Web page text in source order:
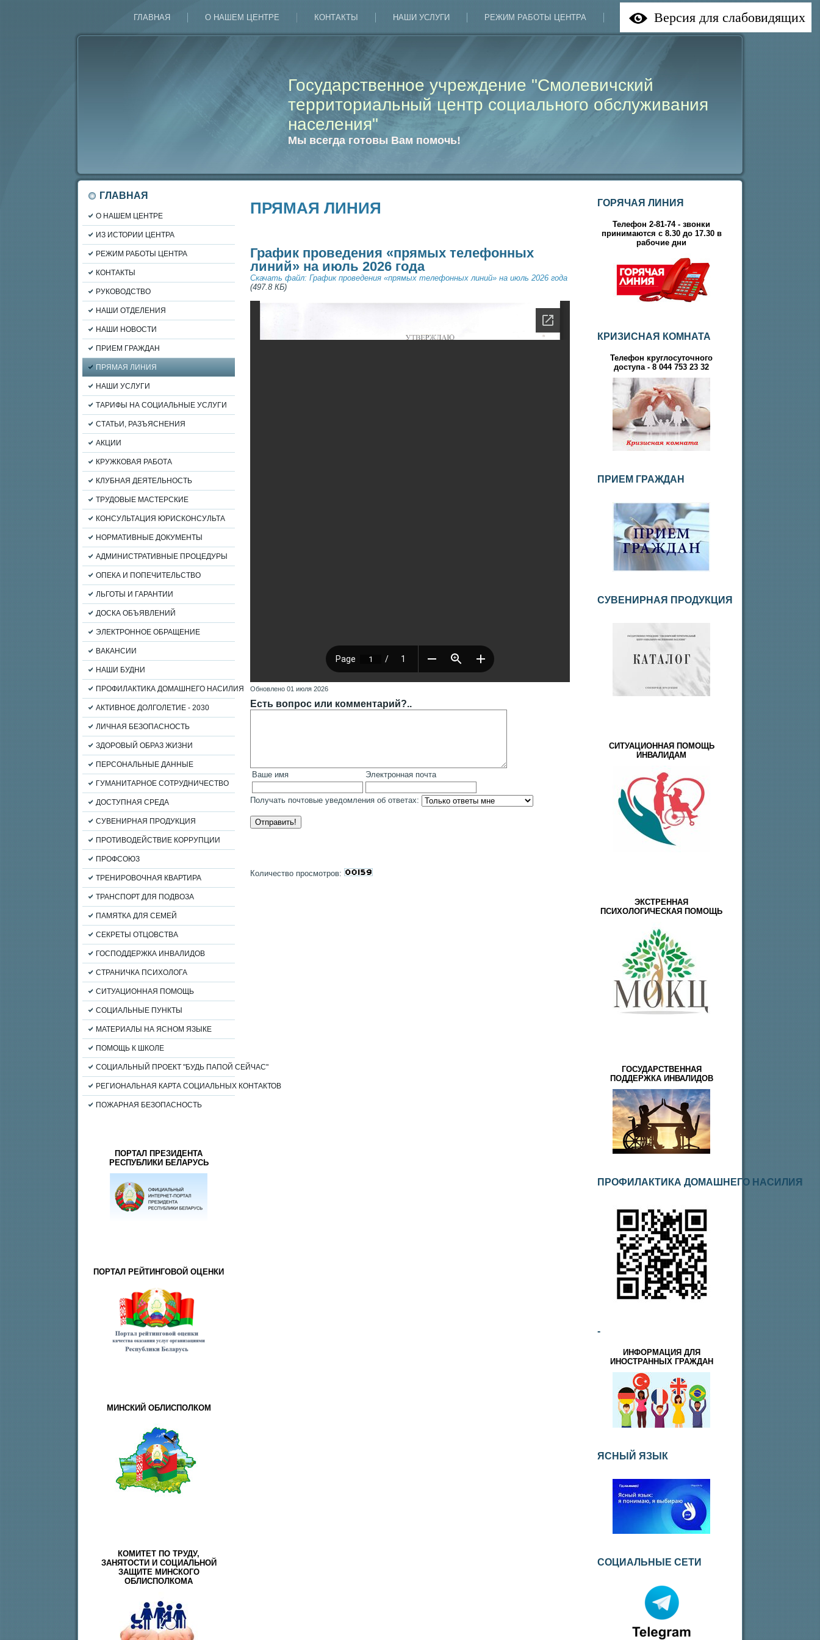
Версия для слабовидящих
ГЛАВНАЯ О НАШЕМ ЦЕНТРЕ КОНТАКТЫ НАШИ УСЛУГИ РЕЖИМ РАБОТЫ ЦЕНТРА НАШИ НОВОСТИ
Государственное учреждение "Смолевичский
территориальный центр социального обслуживания
населения"
Мы всегда готовы Вам помочь!
ГЛАВНАЯ
О НАШЕМ ЦЕНТРЕ
ИЗ ИСТОРИИ ЦЕНТРА
РЕЖИМ РАБОТЫ ЦЕНТРА
КОНТАКТЫ
РУКОВОДСТВО
НАШИ ОТДЕЛЕНИЯ
НАШИ НОВОСТИ
ПРИЕМ ГРАЖДАН
ПРЯМАЯ ЛИНИЯ
НАШИ УСЛУГИ
ТАРИФЫ НА СОЦИАЛЬНЫЕ УСЛУГИ
СТАТЬИ, РАЗЪЯСНЕНИЯ
АКЦИИ
КРУЖКОВАЯ РАБОТА
КЛУБНАЯ ДЕЯТЕЛЬНОСТЬ
ТРУДОВЫЕ МАСТЕРСКИЕ
КОНСУЛЬТАЦИЯ ЮРИСКОНСУЛЬТА
НОРМАТИВНЫЕ ДОКУМЕНТЫ
АДМИНИСТРАТИВНЫЕ ПРОЦЕДУРЫ
ОПЕКА И ПОПЕЧИТЕЛЬСТВО
ЛЬГОТЫ И ГАРАНТИИ
ДОСКА ОБЪЯВЛЕНИЙ
ЭЛЕКТРОННОЕ ОБРАЩЕНИЕ
ВАКАНСИИ
НАШИ БУДНИ
ПРОФИЛАКТИКА ДОМАШНЕГО НАСИЛИЯ
АКТИВНОЕ ДОЛГОЛЕТИЕ - 2030
ЛИЧНАЯ БЕЗОПАСНОСТЬ
ЗДОРОВЫЙ ОБРАЗ ЖИЗНИ
ПЕРСОНАЛЬНЫЕ ДАННЫЕ
ГУМАНИТАРНОЕ СОТРУДНИЧЕСТВО
ДОСТУПНАЯ СРЕДА
СУВЕНИРНАЯ ПРОДУКЦИЯ
ПРОТИВОДЕЙСТВИЕ КОРРУПЦИИ
ПРОФСОЮЗ
ТРЕНИРОВОЧНАЯ КВАРТИРА
ТРАНСПОРТ ДЛЯ ПОДВОЗА
ПАМЯТКА ДЛЯ СЕМЕЙ
СЕКРЕТЫ ОТЦОВСТВА
ГОСПОДДЕРЖКА ИНВАЛИДОВ
СТРАНИЧКА ПСИХОЛОГА
СИТУАЦИОННАЯ ПОМОЩЬ
СОЦИАЛЬНЫЕ ПУНКТЫ
МАТЕРИАЛЫ НА ЯСНОМ ЯЗЫКЕ
ПОМОЩЬ К ШКОЛЕ
СОЦИАЛЬНЫЙ ПРОЕКТ "БУДЬ ПАПОЙ СЕЙЧАС"
РЕГИОНАЛЬНАЯ КАРТА СОЦИАЛЬНЫХ КОНТАКТОВ
ПОЖАРНАЯ БЕЗОПАСНОСТЬ
ПОРТАЛ ПРЕЗИДЕНТА
РЕСПУБЛИКИ БЕЛАРУСЬ
ПОРТАЛ РЕЙТИНГОВОЙ ОЦЕНКИ
МИНСКИЙ ОБЛИСПОЛКОМ
КОМИТЕТ ПО ТРУДУ,
ЗАНЯТОСТИ И СОЦИАЛЬНОЙ
ЗАЩИТЕ МИНСКОГО
ОБЛИСПОЛКОМА
ПРЯМАЯ ЛИНИЯ
График проведения «прямых телефонных
линий» на июль 2026 года
Скачать файл: График проведения «прямых телефонных линий» на июль 2026 года
(497.8 КБ)
Обновлено 01 июля 2026
Есть вопрос или комментарий?..
Ваше имя Электронная почта
Получать почтовые уведомления об ответах:
Количество просмотров:
ГОРЯЧАЯ ЛИНИЯ
Телефон 2-81-74 - звонки
принимаются с 8.30 до 17.30 в
рабочие дни
КРИЗИСНАЯ КОМНАТА
Телефон круглосуточного
доступа - 8 044 753 23 32
ПРИЕМ ГРАЖДАН
СУВЕНИРНАЯ ПРОДУКЦИЯ
СИТУАЦИОННАЯ ПОМОЩЬ
ИНВАЛИДАМ
ЭКСТРЕННАЯ
ПСИХОЛОГИЧЕСКАЯ ПОМОЩЬ
ГОСУДАРСТВЕННАЯ
ПОДДЕРЖКА ИНВАЛИДОВ
ПРОФИЛАКТИКА ДОМАШНЕГО НАСИЛИЯ
-
ИНФОРМАЦИЯ ДЛЯ
ИНОСТРАННЫХ ГРАЖДАН
ЯСНЫЙ ЯЗЫК
СОЦИАЛЬНЫЕ СЕТИ